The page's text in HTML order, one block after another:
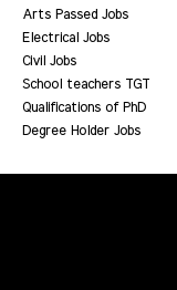
Arts Passed Jobs
Electrical Jobs
Civil Jobs
School teachers TGT
Qualifications of PhD
Degree Holder Jobs